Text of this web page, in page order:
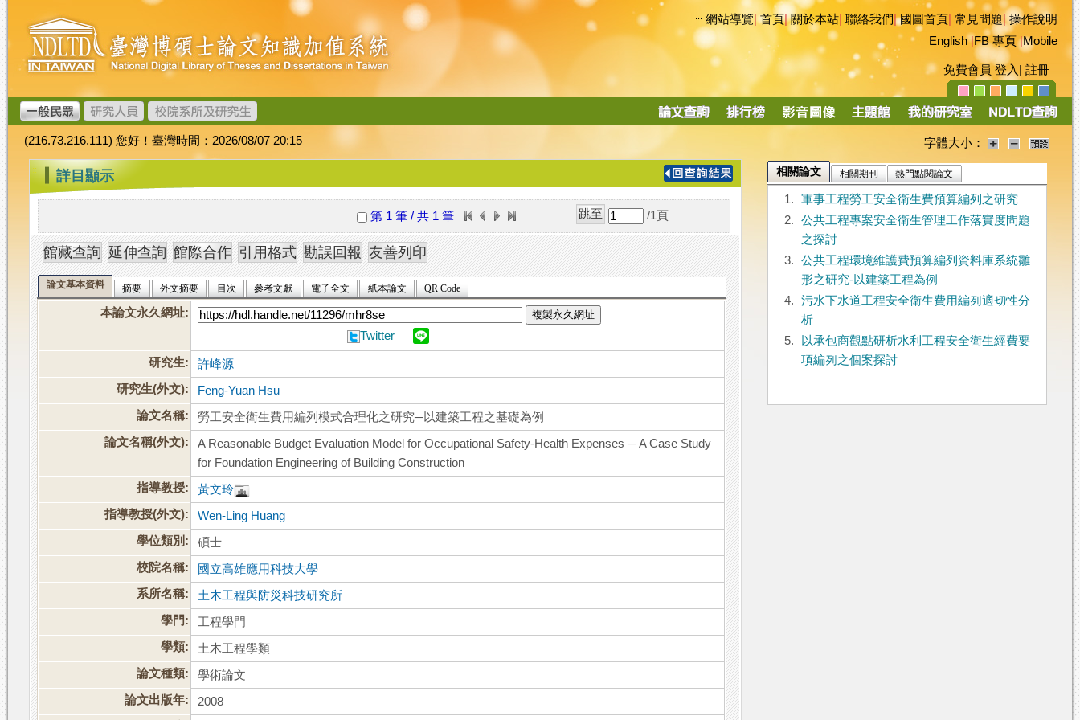
跳
到
主
要
內
容
臺
灣
博
碩
士
論
文
加
值
系
統
::: 網站導覽|首頁|關於本站 聯絡我們|國圖首頁 常見問題|操作說明
English|FB 專頁|Mobile
免費會員 登入 註冊
導
(216.73.216.111) 您好！臺灣時間：2026/08/07 20:15 字體大小：
::: 詳目顯示
第 1 筆 / 共 1 筆 /1 頁
論文基本資料 摘要 外文摘要 目次 參考文獻 電子全文 紙本論文 QR Code
本論文永久網址: 複製永久網址
Twitter
研究生:
許峰源
研究生(外文):
Feng-Yuan Hsu
論文名稱:
勞工安全衛生費用編列模式合理化之研究─以建築工程之基礎為例
論文名稱(外文):
A Reasonable Budget Evaluation Model for Occupational Safety-Health Expenses ─ A Case Study
for Foundation Engineering of Building Construction
指導教授:
黃文玲
指導教授(外文):
Wen-Ling Huang
學位類別:
碩士
校院名稱:
國立高雄應用科技大學
系所名稱:
土木工程與防災科技研究所
學門:
工程學門
學類:
土木工程學類
論文種類:
學術論文
論文出版年:
2008
相關論文 相關期刊 熱門點閱論文
1.
軍事工程勞工安全衛生費預算編列之研究
2.
公共工程專案安全衛生管理工作落實度問題
之探討
3.
公共工程環境維護費預算編列資料庫系統雛
形之研究-以建築工程為例
4.
污水下水道工程安全衛生費用編列適切性分
析
5.
以承包商觀點研析水利工程安全衛生經費要
項編列之個案探討